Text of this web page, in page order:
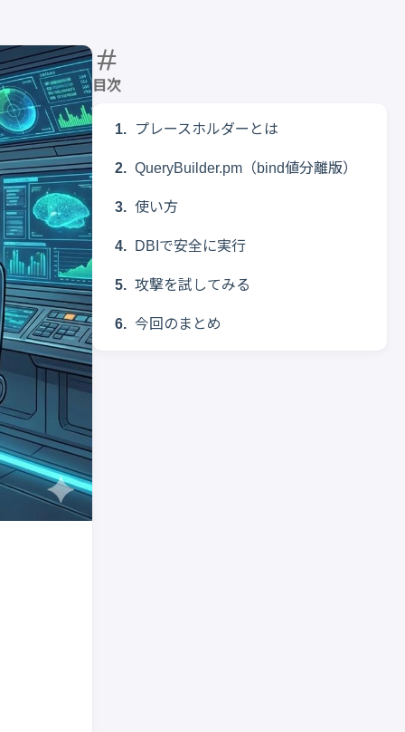
目次
プレースホルダーとは
QueryBuilder.pm（bind値分離版）
使い方
DBIで安全に実行
攻撃を試してみる
今回のまとめ